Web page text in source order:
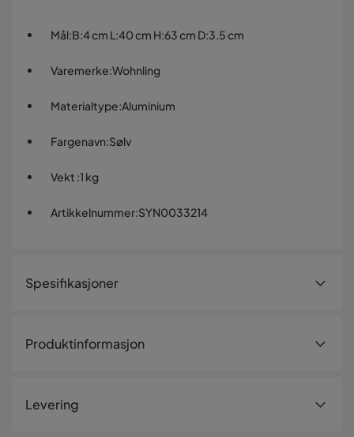
Mål:B:4 cm L:40 cm H:63 cm D:3.5 cm
Varemerke:Wohnling
Materialtype:Aluminium
Fargenavn:Sølv
Vekt :1 kg
Artikkelnummer:SYN0033214
Spesifikasjoner
Størrelse
Bredde
Produktinformasjon
Levering